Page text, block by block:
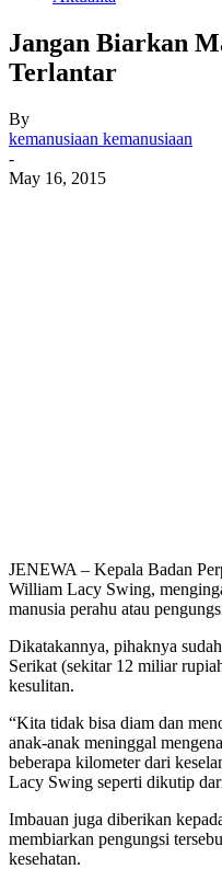
Jangan Biarkan
Terlantar
By
kemanusiaan kemanusiaan
-
May 16, 2015
JENEWA – Kepala Badan
William Lacy Swing,
manusia perahu atau
Dikatakannya, pihaknya
Serikat (sekitar 12 miliar
kesulitan.
“Kita tidak bisa diam dan
anak-anak meninggal
beberapa kilometer dari
Lacy Swing seperti dikutip
Imbauan juga diberikan
membiarkan pengungsi
kesehatan.